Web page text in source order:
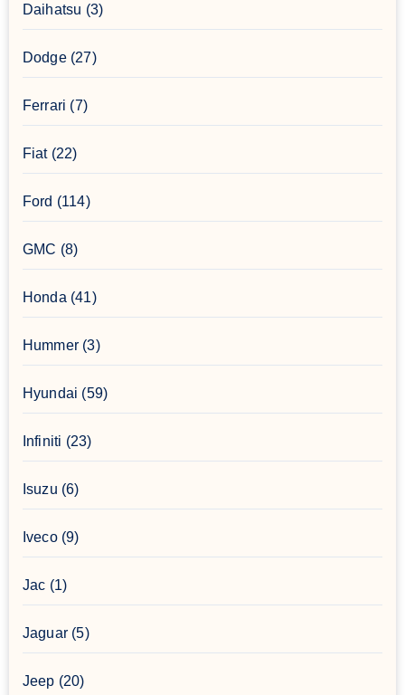
Daihatsu (3)
Dodge(27)
Ferrari (7)
Fiat(22)
Ford (114)
GMC (8)
Honda (41)
Hummer(3)
Hyundai (59)
Infiniti (23)
Isuzu (6)
Iveco(9)
Jac (1)
Jaguar(5)
Jeep (20)